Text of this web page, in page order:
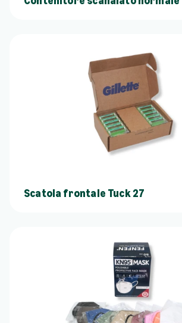
Scatola frontale Tuck 27